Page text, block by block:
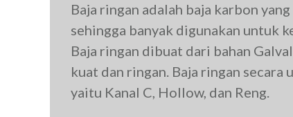
Baja ringan adalah baja karbon
sehingga banyak digunakan untuk
Baja ringan dibuat dari bahan
kuat dan ringan. Baja ringan secara
yaitu Kanal C, Hollow, dan Reng.